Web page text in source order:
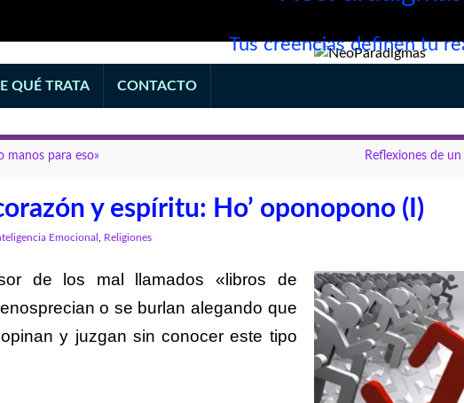
Tus creencias definen tu
QUÉ TRATA CONTACTO
manos para eso» Reflexiones de
y espíritu: Ho’ oponopono (I)
Emocional Religiones
de los mal llamados «libros de
o se burlan alegando que
y juzgan sin conocer este tipo